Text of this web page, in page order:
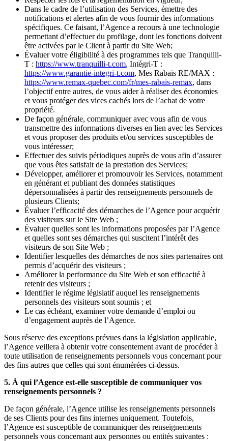
Dans le cadre de l’utilisation des Services, émettre des
notifications et alertes afin de vous fournir des informations
spécifiques. Ce faisant, l’Agence a recours à une technologie
permettant d’effectuer du profilage, dont les fonctions doivent
être activées par le Client à partir du Site Web;
Évaluer votre éligibilité à des programmes tels que Tranquilli-
T : https://www.tranquilli-t.com, Intégri-T :
https://www.garantie-integri-t.com, Mes Rabais RE/MAX :
https://www.remax-quebec.com/fr/mes-rabais-remax, dans
l’objectif entre autres, de vous aider à réaliser des économies
et vous protéger des vices cachés lors de l’achat de votre
propriété.
De façon générale, communiquer avec vous afin de vous
transmettre des informations diverses en lien avec les Services
et vous proposer des produits et/ou services susceptibles de
vous intéresser;
Effectuer des suivis périodiques auprès de vous afin d’assurer
que vous êtes satisfait de la prestation des Services;
Développer, améliorer et promouvoir les Services, notamment
en générant et publiant des données statistiques
dépersonnalisées à partir des renseignements personnels de
plusieurs Clients;
Évaluer l’efficacité des démarches de l’Agence pour acquérir
des visiteurs sur le Site Web ;
Évaluer quelles sont les informations proposées par l’Agence
et quelles sont ses démarches qui suscitent l’intérêt des
visiteurs de son Site Web ;
Identifier lesquelles des démarches de nos sites partenaires ont
permis d’acquérir des visiteurs ;
Améliorer la performance du Site Web et son efficacité à
retenir des visiteurs ;
Identifier le régime législatif auquel les renseignements
personnels des visiteurs sont soumis ; et
Le cas échéant, examiner votre demande d’emploi ou
d’engagement auprès de l’Agence.
Sous réserve des exceptions prévues dans la législation applicable,
l’Agence veillera à obtenir votre consentement avant de procéder à
toute utilisation de renseignements personnels vous concernant pour
des fins autres que celles qui sont énumérées ci-dessus.
5. À qui l’Agence est-elle susceptible de communiquer vos
renseignements personnels ?
De façon générale, l’Agence utilise les renseignements personnels
de ses Clients pour des fins internes uniquement. Toutefois,
l’Agence est susceptible de communiquer des renseignements
personnels vous concernant aux personnes ou entités suivantes :